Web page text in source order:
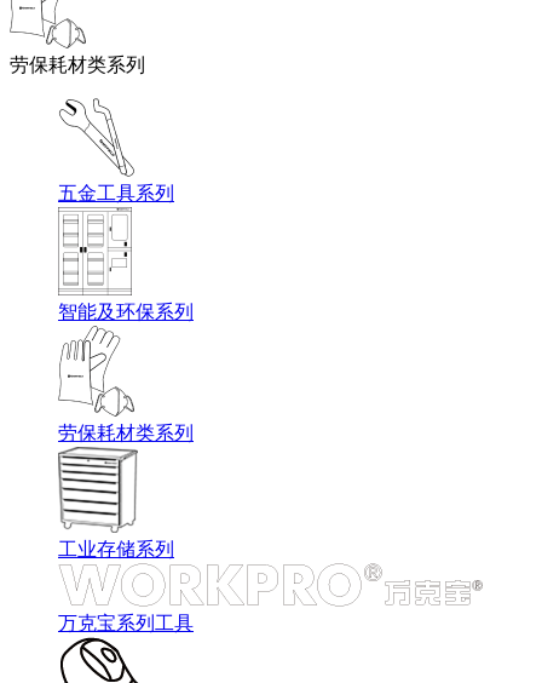
劳保耗材类系列
五金工具系列
智能及环保系列
劳保耗材类系列
工业存储系列
万克宝系列工具